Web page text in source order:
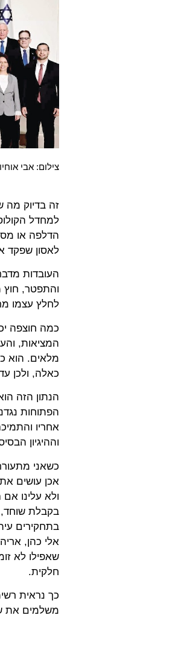
צילום: אבי
זה בדיוק מה
הדלפה או
לאסון שפקד
העובדות
והתפטר, חוץ
לחלץ עצמו
כמה חוצפה
המציאות,
מלאים. הוא
כאלה, ולכן
הנתון הזה
הפתוחות
אחריו
וההיגיון
כשאני
אכן עושים את
ולא עלינו
בקבלת שוחד,
בתחקירים
אלי כהן,
חלקית.
כך נראית
משלמים את